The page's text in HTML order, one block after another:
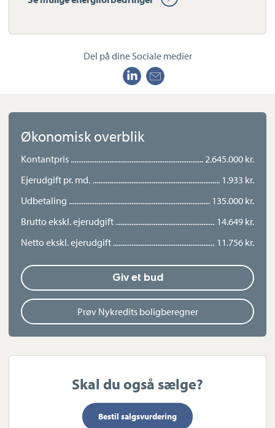
vedligeholdelsesstandard.
Udenfor venter en skøn og opvokset og privat have på 988 m²,
anlagt med hyggelige kroge, terrassemiljøer og god plads til
leg og ophold – et sandt fristed og oase for både børn og
voksne.
Beliggenheden i Tvingstrup er ideel for jer, der ønsker fredelige
omgivelser kombineret med nem adgang til bylivet. Her bør
også nævnes at byen bl.a. har en god børnehave og desuden et
meget velfungerende landsby fællesskab. Her bor I i et roligt og
og under 30 minutter til Aarhus, hvilket gør hverdagen både
nem og fleksibel.
I ejendommens 108 m2 underetage er endvidere integreret
dobbeltgarage.
Kort sagt en unik ejendom med masser af plads, charme og
Del på dine Sociale medier
Økonomisk overblik
Kontantpris
2.645.000 kr.
Ejerudgift pr. md.
1.933 kr.
Udbetaling
135.000 kr.
Brutto ekskl. ejerudgift
14.649 kr.
Netto ekskl. ejerudgift
11.756 kr.
Giv et bud
Prøv Nykredits boligberegner
Skal du også sælge?
Bestil salgsvurdering